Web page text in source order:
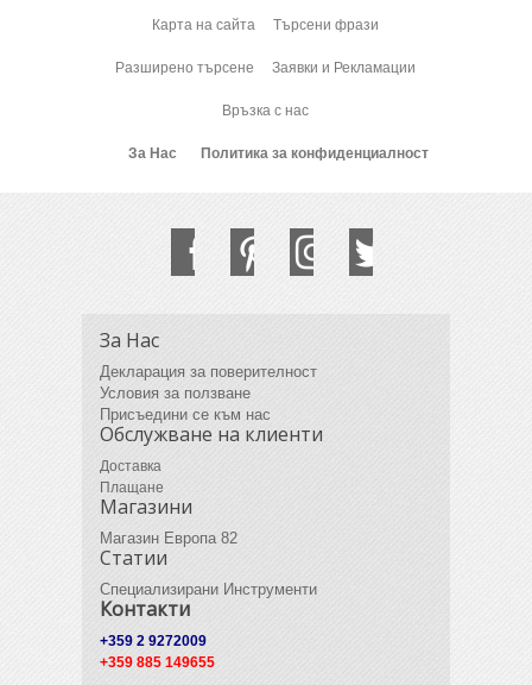
Карта на сайта Търсени фрази
Разширено търсене Заявки и Рекламации
Връзка с нас
За Нас Политика за конфиденциалност
За Нас
Декларация за поверителност
Условия за ползване
Присъедини се към нас
Обслужване на клиенти
Доставка
Плащане
Магазини
Магазин Европа 82
Статии
Специализирани Инструменти
Контакти
+359 2 9272009
+359 885 149655